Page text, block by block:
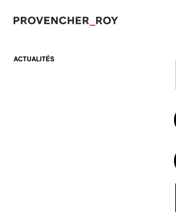
Engagement responsable
ACTUALITÉS